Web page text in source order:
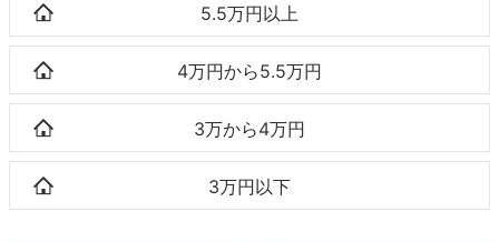
5.5万円以上
4万円から5.5万円
3万から4万円
3万円以下